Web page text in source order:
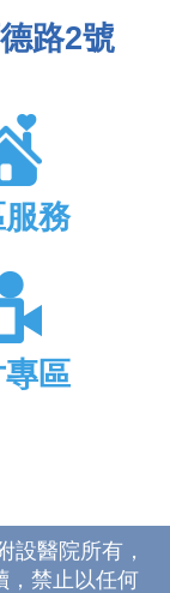
路2號
務
區
設醫院所有，
，禁止以任何